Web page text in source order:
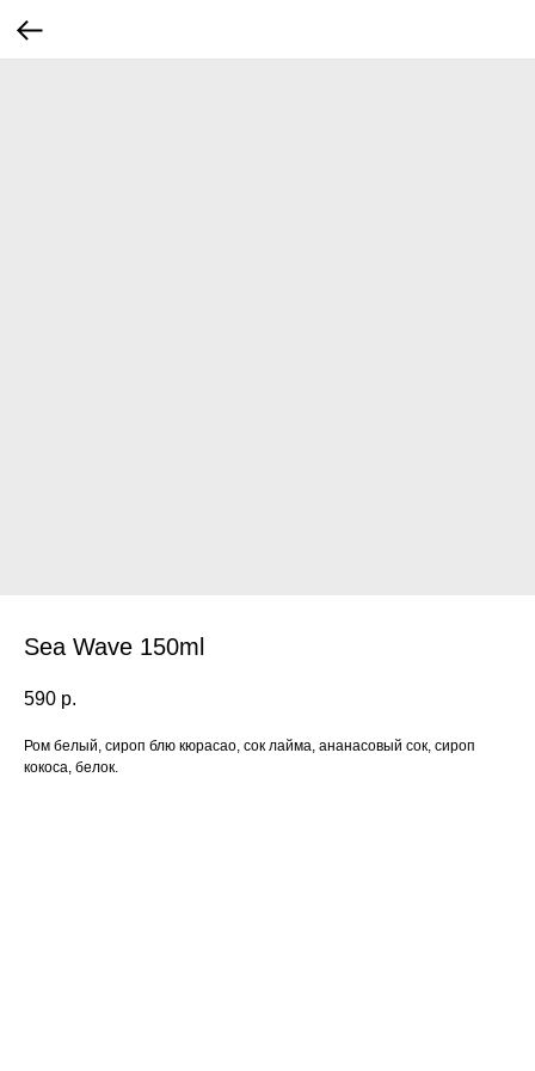
Sea ​​Wave 150ml
590 р.
Ром белый, сироп блю кюрасао, сок лайма, ананасовый сок, сироп
кокоса, белок.